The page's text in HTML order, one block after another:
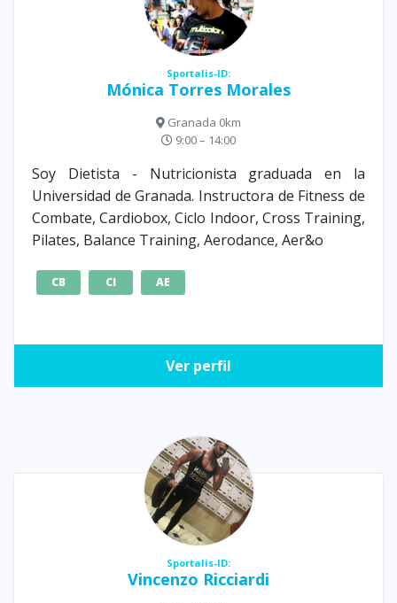
Sportalis-ID:
Mónica Torres Morales
Granada 0km
9:00 – 14:00
Soy Dietista - Nutricionista graduada en la
Universidad de Granada. Instructora de Fitness de
Combate, Cardiobox, Ciclo Indoor, Cross Training,
Pilates, Balance Training, Aerodance, Aer&o
CB CI AE
Ver perfil
Sportalis-ID:
Vincenzo Ricciardi